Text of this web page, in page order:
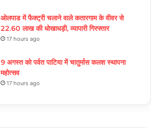
ओलपाड में फैक्ट्री चलाने वाले कतारगाम के वीवर से
22.60 लाख की धोखाधड़ी, व्यापारी गिरफ्तार
17 hours ago
9 अगस्त को पर्वत पाटिया में चातुर्मास कलश स्थापना
महोत्सव
17 hours ago